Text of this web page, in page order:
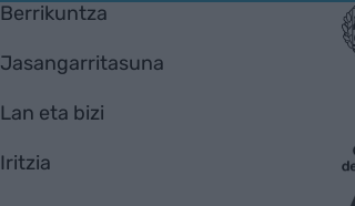
Berrikuntza
Jasangarritasuna
Lan eta bizi
Iritzia